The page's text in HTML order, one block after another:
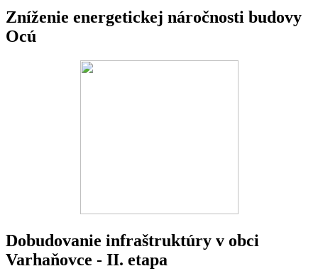
Zníženie energetickej náročnosti budovy
Ocú
Dobudovanie infraštruktúry v obci
Varhaňovce - II. etapa